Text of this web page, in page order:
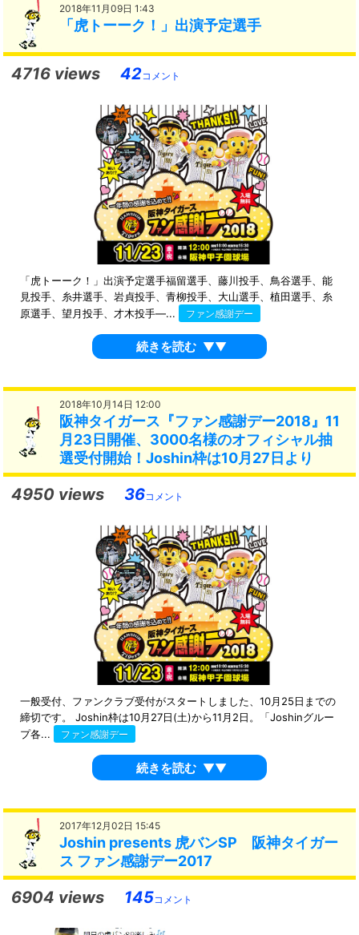
2018年11月09日 1:43
「虎トーーク！」出演予定選手
4716 views 42コメント
「虎トーーク！」出演予定選手福留選手、藤川投手、鳥谷選手、能
見投手、糸井選手、岩貞投手、青柳投手、大山選手、植田選手、糸
原選手、望月投手、才木投手—...
ファン感謝デー
続きを読む ▼▼
2018年10月14日 12:00
阪神タイガース『ファン感謝デー2018』11
月23日開催、3000名様のオフィシャル抽
選受付開始！Joshin枠は10月27日より
4950 views 36コメント
一般受付、ファンクラブ受付がスタートしました、10月25日までの
締切です。 Joshin枠は10月27日(土)から11月2日。「Joshinグルー
プ各...
ファン感謝デー
続きを読む ▼▼
2017年12月02日 15:45
Joshin presents 虎バンSP 阪神タイガー
ス ファン感謝デー2017
6904 views 145コメント